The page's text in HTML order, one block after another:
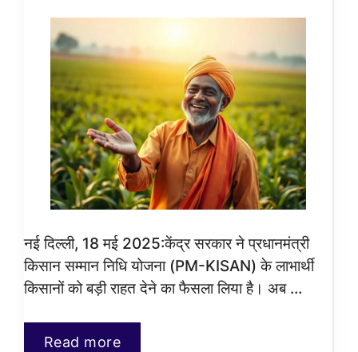
नई दिल्ली, 18 मई 2025:केंद्र सरकार ने प्रधानमंत्री
किसान सम्मान निधि योजना (PM-KISAN) के लाभार्थी
किसानों को बड़ी राहत देने का फैसला लिया है। अब …
Read more